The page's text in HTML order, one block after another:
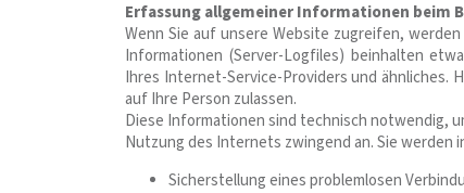
Erfassung allgemeiner Informationen beim
Wenn Sie auf unsere Website zugreifen,
Informationen (Server-Logfiles) beinhalten
Ihres Internet-Service-Providers und ähnliches.
auf Ihre Person zulassen.
Diese Informationen sind technisch notwendig,
Nutzung des Internets zwingend an. Sie
Sicherstellung eines problemlosen